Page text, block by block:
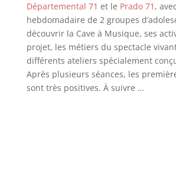
Départemental 71 et le Prado 71 ,
hebdomadaire de 2 groupes
découvrir la Cave à Musique, ses
projet, les métiers du spectacle
différents ateliers spécialement
Après plusieurs séances, les
sont très positives. À suivre …